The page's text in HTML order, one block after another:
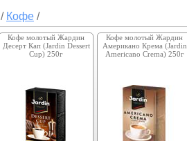
/ Кофе /
Кофе молотый Жардин
Десерт Кап (Jardin Dessert
Cup) 250г
Кофе молотый Жардин
Американо Крема (Jardin
Americano Crema) 250г